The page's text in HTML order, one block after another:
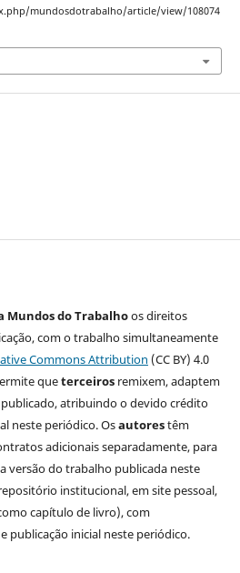
mundosdotrabalho/article/view/108074
Mundos do Trabalhoos direitos
com o trabalho simultaneamente
Commons Attribution (CC BY) 4.0
queterceirosremixem, adaptem
atribuindo o devido crédito
neste periódico. Osautorestêm
adicionais separadamente, para
versão do trabalho publicada neste
institucional, em site pessoal,
capítulo de livro), com
publicação inicial neste periódico.